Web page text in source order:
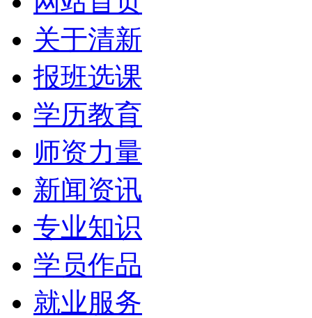
关于清新
报班选课
学历教育
师资力量
新闻资讯
专业知识
学员作品
就业服务